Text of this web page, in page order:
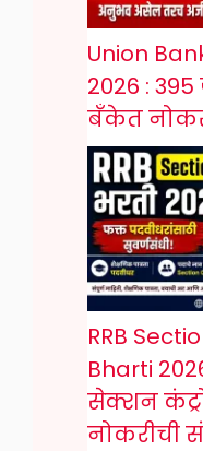
Union
2026 :
बँकेत
RRB
Bharti
सेक्शन
नोकरीची